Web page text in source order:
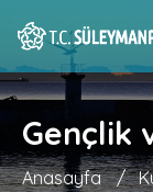
Gençlik
Anasayfa /